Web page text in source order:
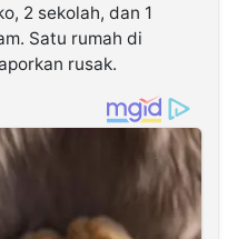
2 sekolah, dan 1
Satu rumah di
rusak.